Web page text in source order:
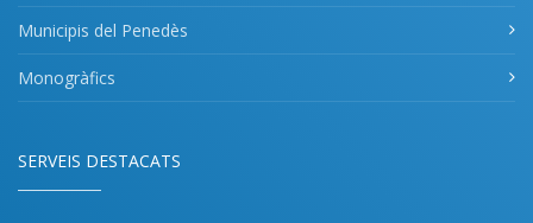
Municipis del Penedès
Monogràfics
SERVEIS DESTACATS